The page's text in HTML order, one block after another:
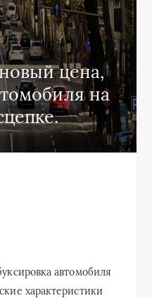
цена,
на
автомобиля
характеристики